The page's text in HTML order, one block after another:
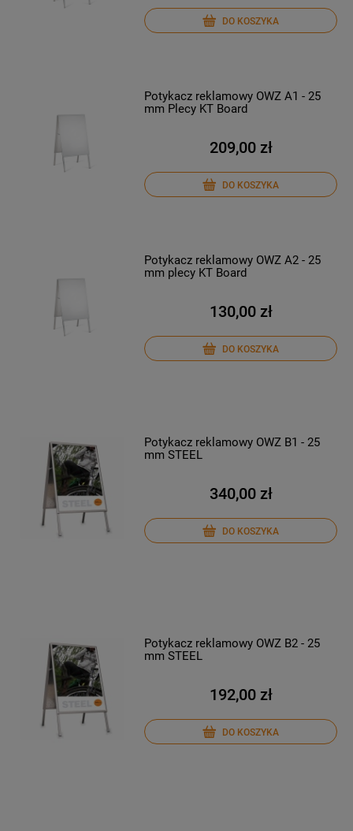
DO KOSZYKA
Potykacz reklamowy OWZ A1 - 25
mm Plecy KT Board
209,00 zł
DO KOSZYKA
Potykacz reklamowy OWZ A2 - 25
mm plecy KT Board
130,00 zł
DO KOSZYKA
Potykacz reklamowy OWZ B1 - 25
mm STEEL
340,00 zł
DO KOSZYKA
Potykacz reklamowy OWZ B2 - 25
mm STEEL
192,00 zł
DO KOSZYKA